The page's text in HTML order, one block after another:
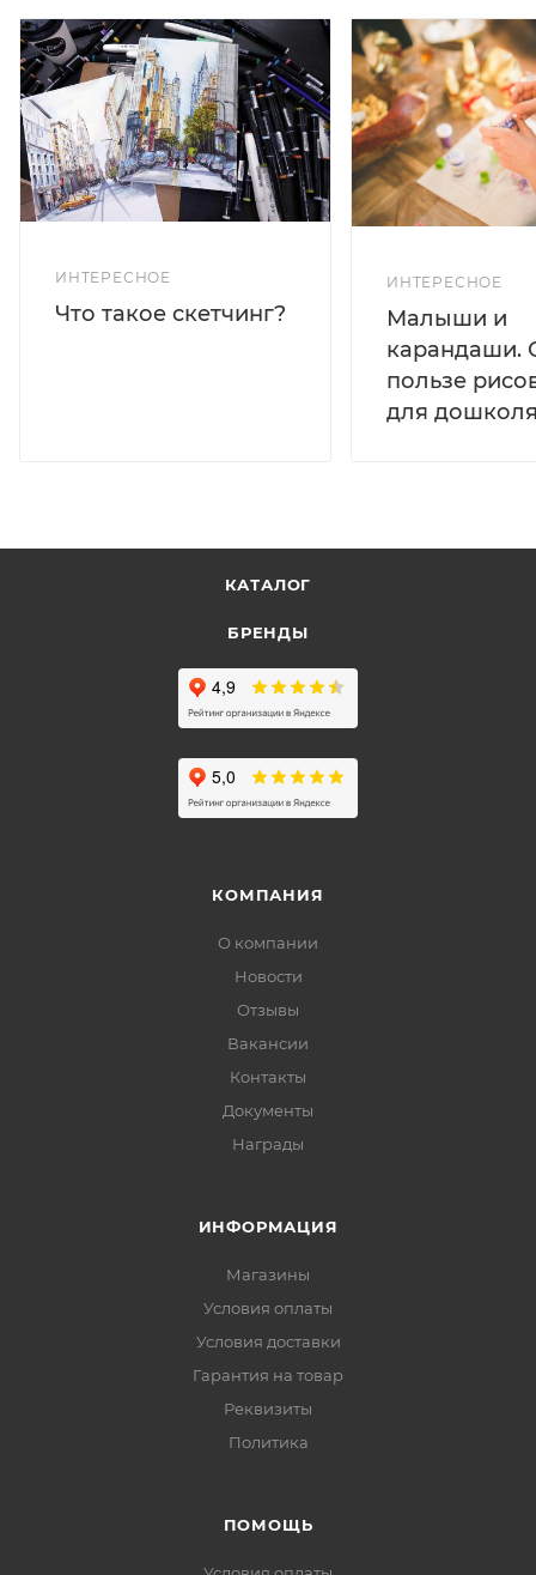
ИНТЕРЕСНОЕ
Что такое скетчинг?
ИНТЕРЕСНОЕ
Малыши и
карандаши.
пользе
для
КАТАЛОГ
БРЕНДЫ
КОМПАНИЯ
О компании
Новости
Отзывы
Вакансии
Контакты
Документы
Награды
ИНФОРМАЦИЯ
Магазины
Условия оплаты
Условия доставки
Гарантия на товар
Реквизиты
Политика
ПОМОЩЬ